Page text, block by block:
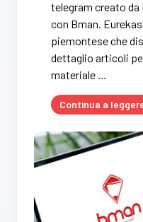
telegram creato
con Bman.
piemontese che
dettaglio articoli
materiale …
Continua a